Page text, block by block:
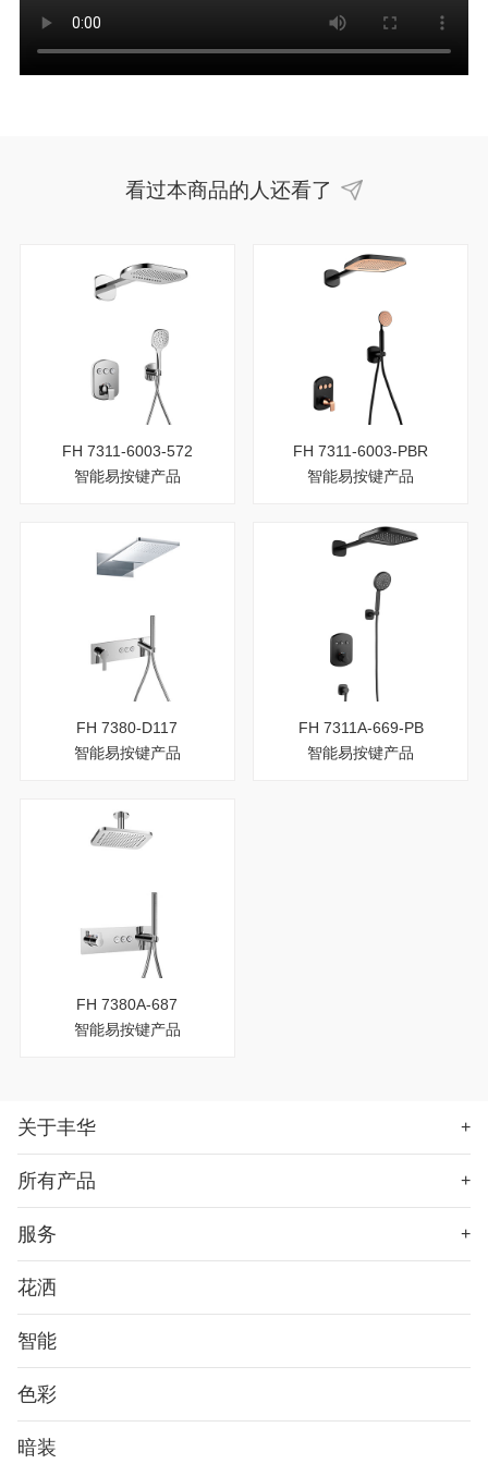
看过本商品的人还看了
FH 7311-6003-572
智能易按键产品
FH 7311-6003-PBR
智能易按键产品
FH 7380-D117
智能易按键产品
FH 7311A-669-PB
智能易按键产品
FH 7380A-687
智能易按键产品
关于丰华 +
所有产品 +
服务 +
花洒
智能
色彩
暗装